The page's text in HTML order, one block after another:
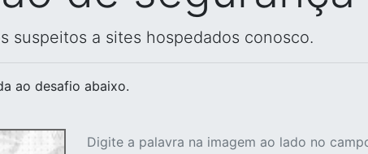
suspeitos a sites hospedados conosco.
ao desafio abaixo.
Digite a palavra na imagem ao lado no